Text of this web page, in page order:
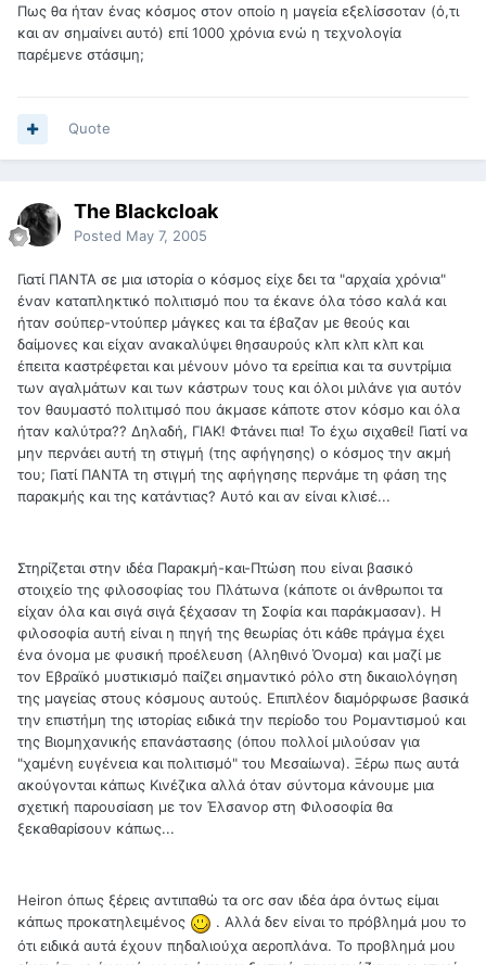
Πως θα ήταν ένας κόσμος στον οποίο η μαγεία εξελίσσοταν (ό,τι
και αν σημαίνει αυτό) επί 1000 χρόνια ενώ η τεχνολογία
παρέμενε στάσιμη;
Quote
The Blackcloak
Posted May 7, 2005
Γιατί ΠΑΝΤΑ σε μια ιστορία ο κόσμος είχε δει τα "αρχαία χρόνια"
έναν καταπληκτικό πολιτισμό που τα έκανε όλα τόσο καλά και
ήταν σούπερ-ντούπερ μάγκες και τα έβαζαν με θεούς και
δαίμονες και είχαν ανακαλύψει θησαυρούς κλπ κλπ κλπ και
έπειτα καστρέφεται και μένουν μόνο τα ερείπια και τα συντρίμια
των αγαλμάτων και των κάστρων τους και όλοι μιλάνε για αυτόν
τον θαυμαστό πολιτιμσό που άκμασε κάποτε στον κόσμο και όλα
ήταν καλύτρα?? Δηλαδή, ΓΙΑΚ! Φτάνει πια! Το έχω σιχαθεί! Γιατί να
μην περνάει αυτή τη στιγμή (της αφήγησης) ο κόσμος την ακμή
του; Γιατί ΠΑΝΤΑ τη στιγμή της αφήγησης περνάμε τη φάση της
παρακμής και της κατάντιας? Αυτό και αν είναι κλισέ...
Στηρίζεται στην ιδέα Παρακμή-και-Πτώση που είναι βασικό
στοιχείο της φιλοσοφίας του Πλάτωνα (κάποτε οι άνθρωποι τα
είχαν όλα και σιγά σιγά ξέχασαν τη Σοφία και παράκμασαν). Η
φιλοσοφία αυτή είναι η πηγή της θεωρίας ότι κάθε πράγμα έχει
ένα όνομα με φυσική προέλευση (Αληθινό Όνομα) και μαζί με
τον Εβραϊκό μυστικισμό παίζει σημαντικό ρόλο στη δικαιολόγηση
της μαγείας στους κόσμους αυτούς. Επιπλέον διαμόρφωσε βασικά
την επιστήμη της ιστορίας ειδικά την περίοδο του Ρομαντισμού και
της Βιομηχανικής επανάστασης (όπου πολλοί μιλούσαν για
"χαμένη ευγένεια και πολιτισμό" του Μεσαίωνα). Ξέρω πως αυτά
ακούγονται κάπως Κινέζικα αλλά όταν σύντομα κάνουμε μια
σχετική παρουσίαση με τον Έλσανορ στη Φιλοσοφία θα
ξεκαθαρίσουν κάπως...
Heiron όπως ξέρεις αντιπαθώ τα orc σαν ιδέα άρα όντως είμαι
κάπως προκατηλειμένος
. Αλλά δεν είναι το πρόβλημά μου το
ότι ειδικά αυτά έχουν πηδαλιούχα αεροπλάνα. Το προβλημά μου